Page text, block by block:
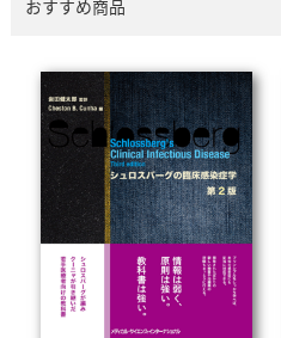
おすすめ商品